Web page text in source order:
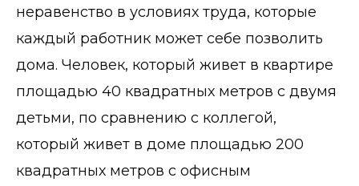
неравенство в условиях труда, которые
каждый работник может себе позволить
дома. Человек, который живет в квартире
площадью 40 квадратных метров с двумя
детьми, по сравнению с коллегой,
который живет в доме площадью 200
квадратных метров с офисным